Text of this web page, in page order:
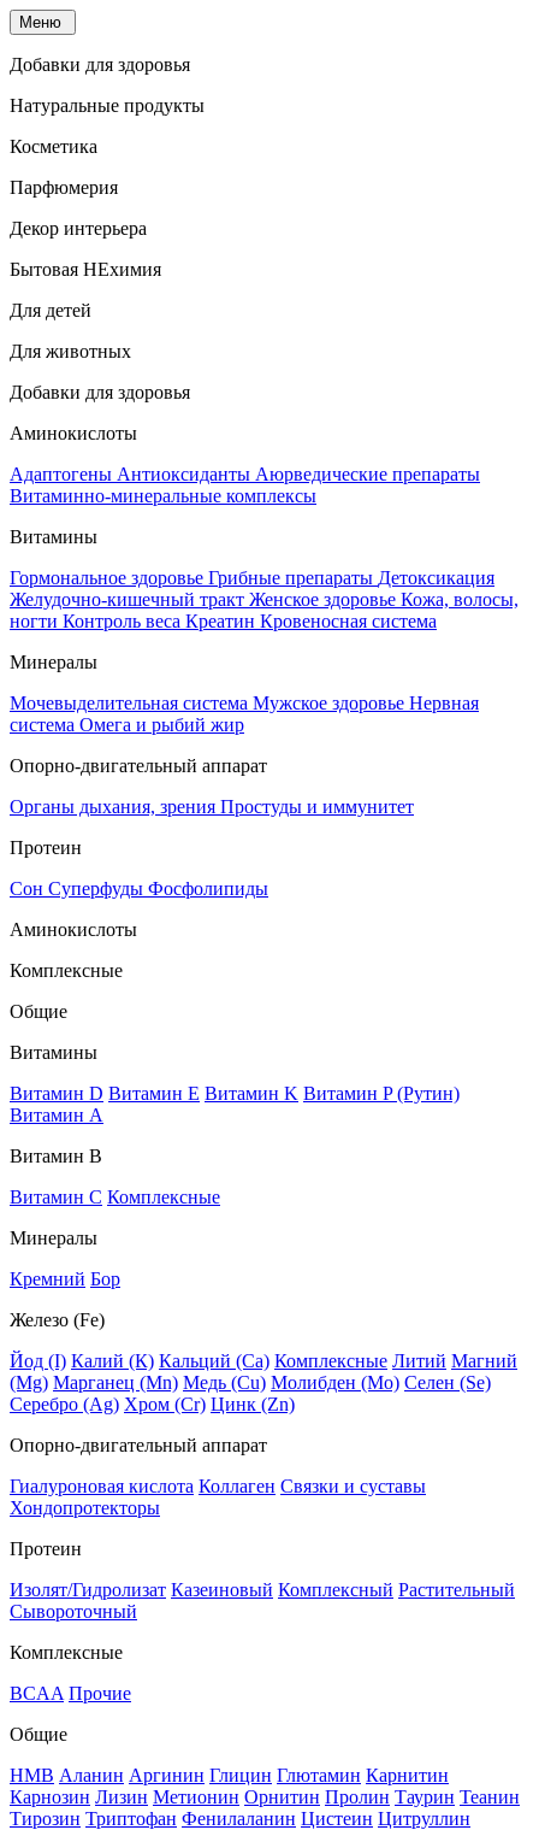
Меню
Добавки для здоровья
Натуральные продукты
Косметика
Парфюмерия
Декор интерьера
Бытовая НЕхимия
Для детей
Для животных
Добавки для здоровья
Аминокислоты
Адаптогены Антиоксиданты Аюрведические препараты
Витаминно-минеральные комплексы
Витамины
Гормональное здоровье Грибные препараты Детоксикация
Желудочно-кишечный тракт Женское здоровье Кожа, волосы,
ногти Контроль веса Креатин Кровеносная система
Минералы
Мочевыделительная система Мужское здоровье Нервная
система Омега и рыбий жир
Опорно-двигательный аппарат
Органы дыхания, зрения Простуды и иммунитет
Протеин
Сон Суперфуды Фосфолипиды
Аминокислоты
Комплексные
Общие
Витамины
Витамин D Витамин E Витамин K Витамин P (Рутин)
Витамин А
Витамин В
Витамин C Комплексные
Минералы
Кремний Бор
Железо (Fe)
Йод (I) Калий (К) Кальций (Са) Комплексные Литий Магний
(Mg) Марганец (Mn) Медь (Сu) Молибден (Мо) Селен (Se)
Серебро (Ag) Хром (Cr) Цинк (Zn)
Опорно-двигательный аппарат
Гиалуроновая кислота Коллаген Связки и суставы
Хондопротекторы
Протеин
Изолят/Гидролизат Казеиновый Комплексный Растительный
Сывороточный
Комплексные
BCAA Прочие
Общие
HMB Аланин Аргинин Глицин Глютамин Карнитин
Карнозин Лизин Метионин Орнитин Пролин Таурин Теанин
Тирозин Триптофан Фенилаланин Цистеин Цитруллин